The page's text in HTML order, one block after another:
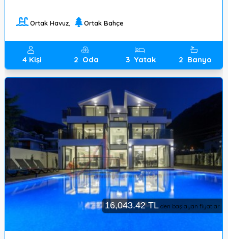
Ortak Havuz, Ortak Bahçe
4 Kişi 2 Oda 3 Yatak 2 Banyo
16,043.42 TL den başlayan fiyatlar